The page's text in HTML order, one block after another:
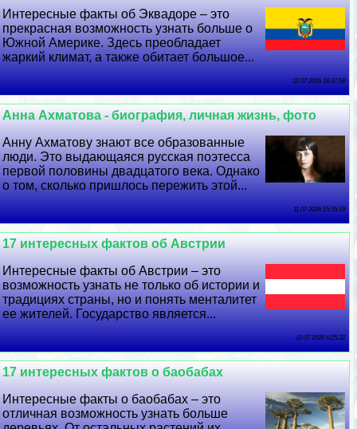
Интересные факты об Эквадоре – это
прекрасная возможность узнать больше о
Южной Америке. Здесь преобладает
жаркий климат, а также обитает большое...
12 07 2026 18:37:58
Анна Ахматова - биография, личная жизнь, фото
Анну Ахматову знают все образованные
люди. Это выдающаяся русская поэтесса
первой половины двадцатого века. Однако
о том, сколько пришлось пережить этой...
11 07 2026 15:35:19
17 интересных фактов об Австрии
Интересные факты об Австрии – это
возможность узнать не только об истории и
традициях страны, но и понять менталитет
ее жителей. Государство является...
10 07 2026 6:25:32
17 интересных фактов о баобабах
Интересные факты о баобабах – это
отличная возможность узнать больше